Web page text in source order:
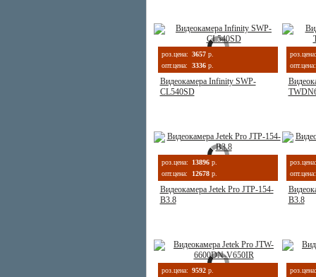
роз.цена: 3657 р.
опт.цена:
3336 р.
Видеокамера Infinity SWP-
CL540SD
роз.цена:
опт.цена:
роз.цена: 13896 р.
опт.цена:
12678 р.
Видеокамера Jetek Pro JTP-154-
B3.8
роз.цена:
опт.цена:
B3.8
роз.цена: 9592 р.
роз.цена: